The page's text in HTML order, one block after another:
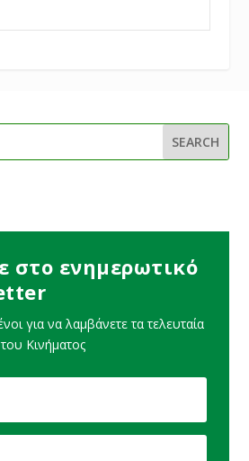
στο ενημερωτικό
για να λαμβάνετε τα τελευταία
του Κινήματος